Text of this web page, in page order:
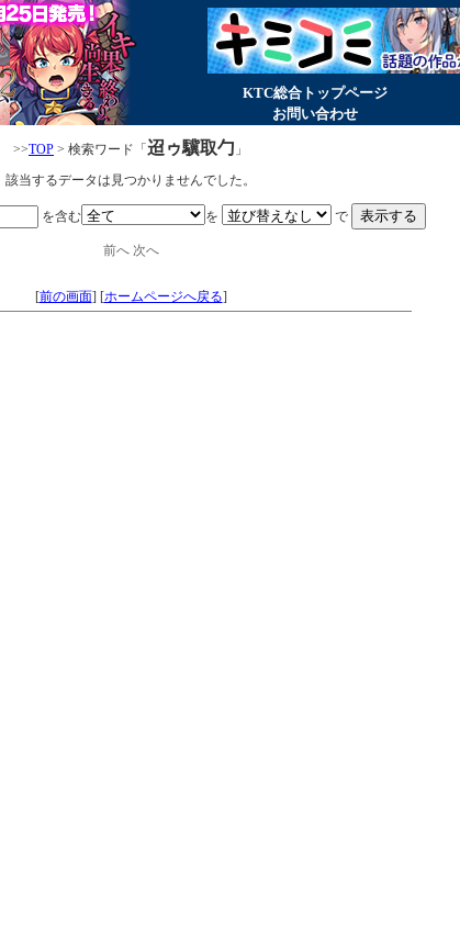
KTC総合トップページ
お問い合わせ
>>TOP > 検索ワード「 迢ゥ驥取勹 」
該当するデータは見つかりませんでした。
を含む を で
前へ 次へ
[前の画面] [ホームページへ戻る]